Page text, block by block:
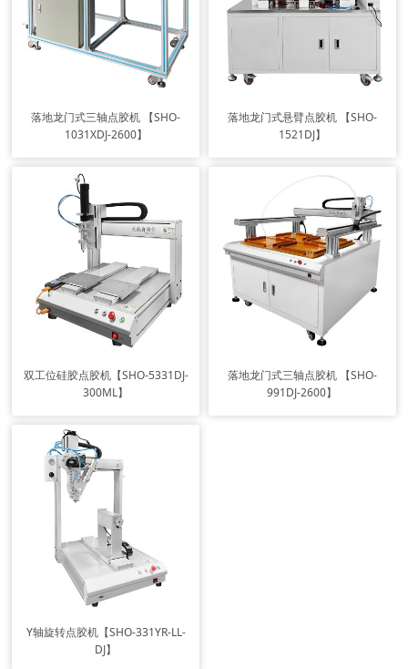
落地龙门式三轴点胶机 【SHO-
1031XDJ-2600】
落地龙门式悬臂点胶机 【SHO-
1521DJ】
双工位硅胶点胶机【SHO-5331DJ-
300ML】
落地龙门式三轴点胶机 【SHO-
991DJ-2600】
Y轴旋转点胶机【SHO-331YR-LL-
DJ】